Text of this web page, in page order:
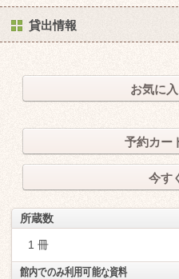
貸出情報
お気に
予約カー
今す
所蔵数
1 冊
館内でのみ利用可能な資料